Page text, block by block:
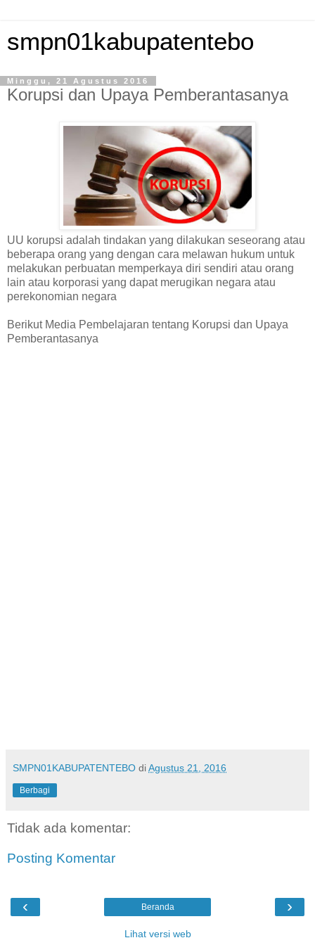
smpn01kabupatentebo
Minggu, 21 Agustus 2016
Korupsi dan Upaya Pemberantasanya
UU korupsi adalah tindakan yang dilakukan seseorang atau
beberapa orang yang dengan cara melawan hukum untuk
melakukan perbuatan memperkaya diri sendiri atau orang
lain atau korporasi yang dapat merugikan negara atau
perekonomian negara
Berikut Media Pembelajaran tentang Korupsi dan Upaya
Pemberantasanya
SMPN01KABUPATENTEBO diAgustus 21, 2016
Berbagi
Tidak ada komentar:
Posting Komentar
‹ ›
Beranda
Lihat versi web